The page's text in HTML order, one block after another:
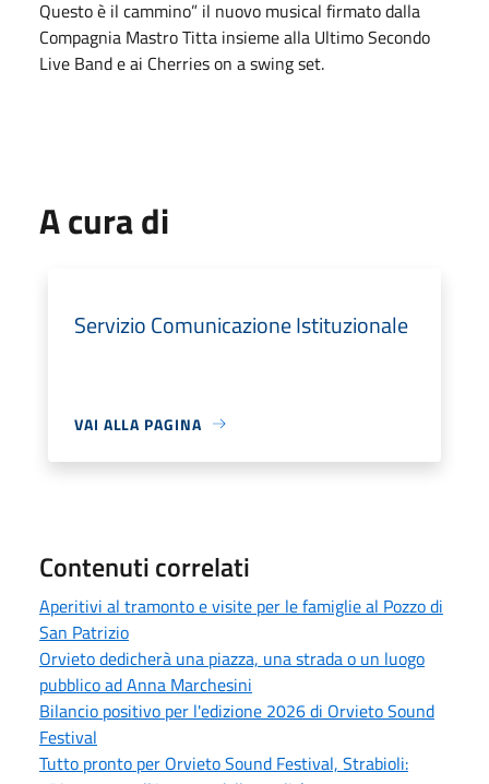
Questo è il cammino” il nuovo musical firmato dalla
Compagnia Mastro Titta insieme alla Ultimo Secondo
Live Band e ai Cherries on a swing set.
A cura di
Servizio Comunicazione Istituzionale
VAI ALLA PAGINA
Contenuti correlati
Aperitivi al tramonto e visite per le famiglie al Pozzo di
San Patrizio
Orvieto dedicherà una piazza, una strada o un luogo
pubblico ad Anna Marchesini
Bilancio positivo per l'edizione 2026 di Orvieto Sound
Festival
Tutto pronto per Orvieto Sound Festival, Strabioli: